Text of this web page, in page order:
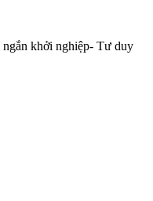
khởi nghiệp- Tư duy